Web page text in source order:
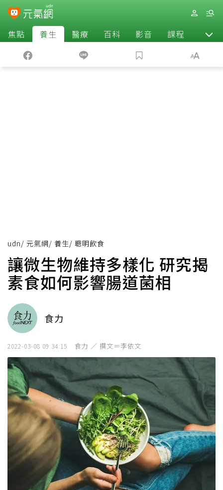
焦點 養生 醫療 百科 影音 課程 退休
udn/ 元氣網/ 養生/ 聰明飲食
讓微生物維持多樣化 研究揭
素食如何影響腸道菌相
食力
2022-03-08 09:34:15 食力 ／ 撰文＝李依文